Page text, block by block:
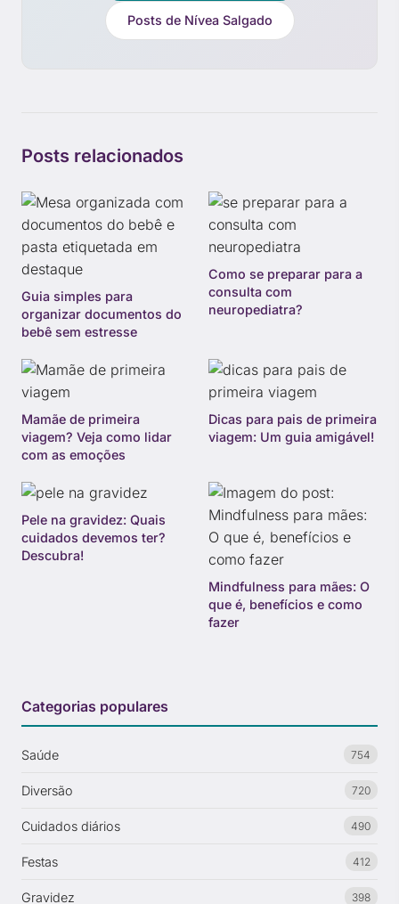
Posts de Nívea Salgado
Posts relacionados
Guia simples para
organizar documentos do
bebê sem estresse
Como se preparar para a
consulta com
neuropediatra?
Mamãe de primeira
viagem? Veja como lidar
com as emoções
Dicas para pais de primeira
viagem: Um guia amigável!
Pele na gravidez: Quais
cuidados devemos ter?
Descubra!
Mindfulness para mães: O
que é, benefícios e como
fazer
Categorias populares
Saúde 754
Diversão 720
Cuidados diários 490
Festas 412
Gravidez 398